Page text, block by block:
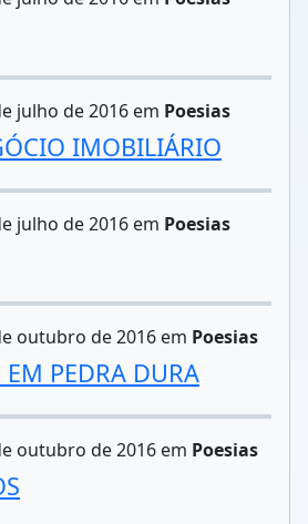
julho de 2016 em Poesias
IMOBILIÁRIO
julho de 2016 em Poesias
outubro de 2016 em Poesias
PEDRA DURA
outubro de 2016 em Poesias